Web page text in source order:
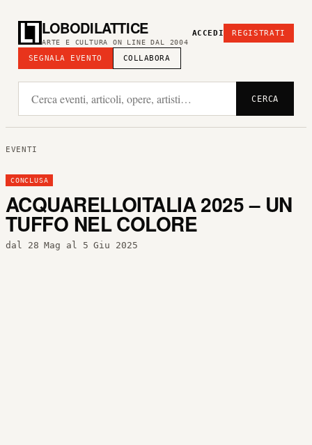
LOBODILATTICE
ARTE E CULTURA ON LINE DAL 2004
SEGNALA EVENTO COLLABORA
ACCEDI REGISTRATI
CERCA
EVENTI
CONCLUSA
ACQUARELLOITALIA 2025 – UN
TUFFO NEL COLORE
dal 28 Mag al 5 Giu 2025